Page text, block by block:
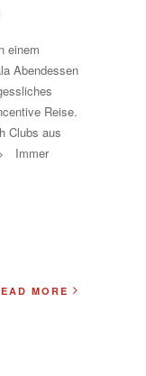
einem
Abendessen
Reise.
Clubs aus
Immer
MORE